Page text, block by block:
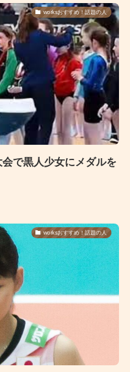
worksおすすめ！話題の人
会で黒人少女にメダルを
worksおすすめ！話題の人